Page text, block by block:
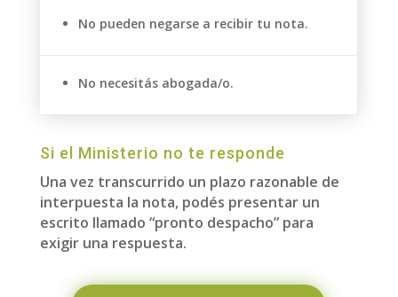
No pueden negarse a recibir tu nota.
No necesitás abogada/o.
Si el Ministerio no te responde
Una vez transcurrido un plazo razonable de
interpuesta la nota, podés presentar un
escrito llamado “pronto despacho” para
exigir una respuesta.